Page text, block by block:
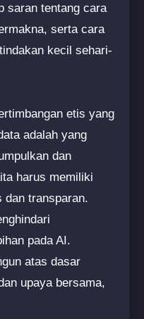
saran tentang cara
serta cara
kecil sehari-
etis yang
adalah yang
dan
harus memiliki
dan transparan.
pada AI.
atas dasar
upaya bersama,